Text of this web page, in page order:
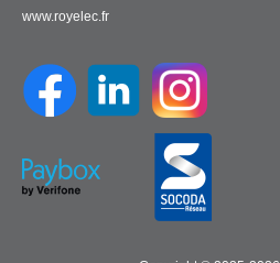
www.royelec.fr